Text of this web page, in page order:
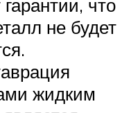
что
не будет
жидким